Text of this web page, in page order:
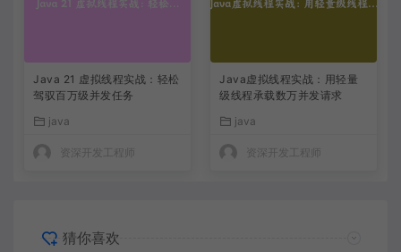
Java 21 虚拟线程实战：轻松
驾驭百万级并发任务
java
资深开发工程师
Java虚拟线程实战：用轻量
级线程承载数万并发请求
java
资深开发工程师
猜你喜欢